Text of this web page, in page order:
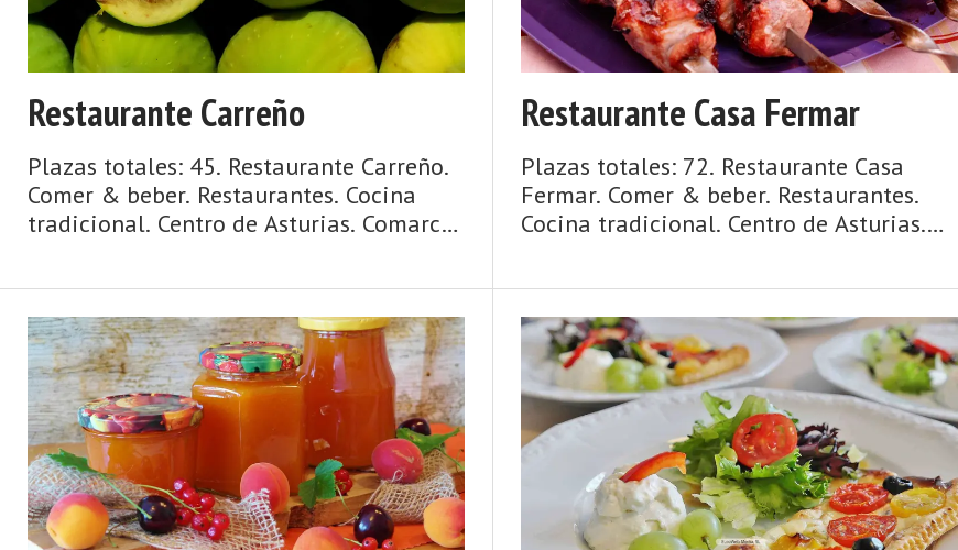
Restaurante Carreño
Plazas totales: 45. Restaurante Carreño.
Comer & beber. Restaurantes. Cocina
tradicional. Centro de Asturias. Comarca
metropolitana, así es la ciudad de Avilés
y su entorno. Un concejo y una urbe
comercial, cosmopolita, dinámica,
metropolitana, de origen medieval y de
gran tradición marinera, hablamos de
Avilés. La villa y ca ...
Restaurante Casa Fermar
Plazas totales: 72. Restaurante Casa
Fermar. Comer & beber. Restaurantes.
Cocina tradicional. Centro de Asturias.
dinámica y metropolitana, así es la
ciudad de Avilés y su entorno. Un concejo
y una urbe comercial, cosmopolita,
dinámica, metropolitana, de origen
medieval y de gran tradición marinera,
hablamos de Avilés. La villa ...